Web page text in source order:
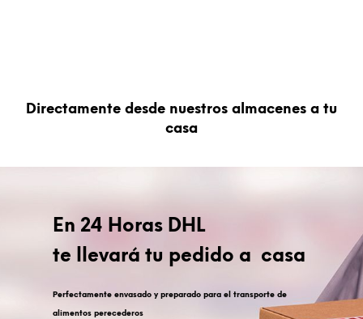
Directamente desde nuestros almacenes a tu
casa
En 24 Horas DHL
te llevará tu pedido a casa
Perfectamente envasado y preparado para el transporte de
alimentos perecederos